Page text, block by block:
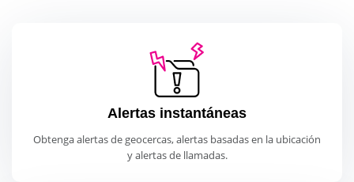
Alertas instantáneas
Obtenga alertas de geocercas, alertas basadas en la ubicación
y alertas de llamadas.